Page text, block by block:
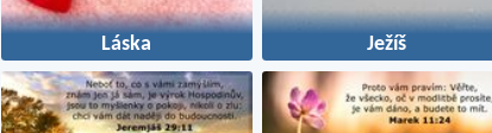
Láska Ježíš